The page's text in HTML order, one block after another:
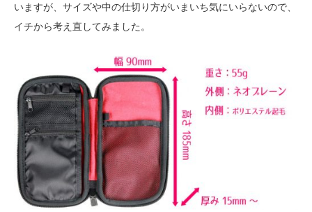
いますが、サイズや中の仕切り方がいまいち気にいらないので、
イチから考え直してみました。